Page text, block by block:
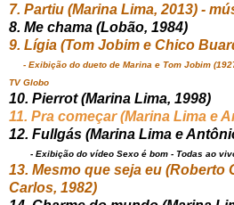
7. Partiu (Marina Lima, 2013) -
8. Me chama (Lobão, 1984)
9. Lígia (Tom Jobim e Chico
- Exibição do dueto de Marina e Tom Jobim
TV Globo
10. Pierrot (Marina Lima, 1998)
11. Pra começar (Marina Lima e
12. Fullgás (Marina Lima e
- Exibição do vídeo Sexo é bom - Todas ao
13. Mesmo que seja eu (Roberto
Carlos, 1982)